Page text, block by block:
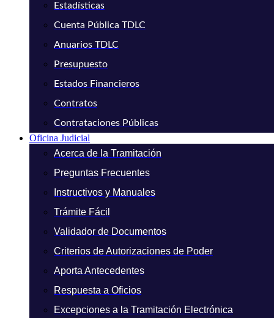
Estadísticas
Cuenta Pública TDLC
Anuarios TDLC
Presupuesto
Estados Financieros
Contratos
Contrataciones Públicas
Oficina Judicial
Acerca de la Tramitación
Preguntas Frecuentes
Instructivos y Manuales
Trámite Fácil
Validador de Documentos
Criterios de Autorizaciones de Poder
Aporta Antecedentes
Respuesta a Oficios
Excepciones a la Tramitación Electrónica